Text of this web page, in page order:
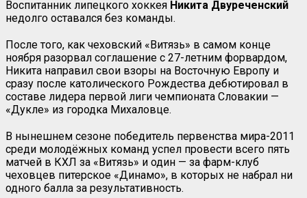
Воспитанник липецкого хоккея Никита Двуреченский
недолго оставался без команды.
После того, как чеховский «Витязь» в самом конце
ноября разорвал соглашение с 27-летним форвардом,
Никита направил свои взоры на Восточную Европу и
сразу после католического Рождества дебютировал в
составе лидера первой лиги чемпионата Словакии —
«Дукле» из городка Михаловце.
В нынешнем сезоне победитель первенства мира-2011
среди молодёжных команд успел провести всего пять
матчей в КХЛ за «Витязь» и один — за фарм-клуб
чеховцев питерское «Динамо», в которых не набрал ни
одного балла за результативность.